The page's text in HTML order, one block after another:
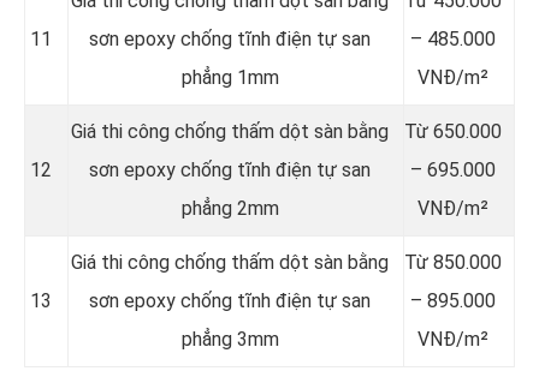
11
sơn epoxy chống tĩnh điện tự san
phẳng 1mm
– 485.000
VNĐ/m²
12
Giá thi công chống thấm dột sàn bằng
sơn epoxy chống tĩnh điện tự san
phẳng 2mm
Từ 650.000
– 695.000
VNĐ/m²
13
Giá thi công chống thấm dột sàn bằng
sơn epoxy chống tĩnh điện tự san
phẳng 3mm
Từ 850.000
– 895.000
VNĐ/m²